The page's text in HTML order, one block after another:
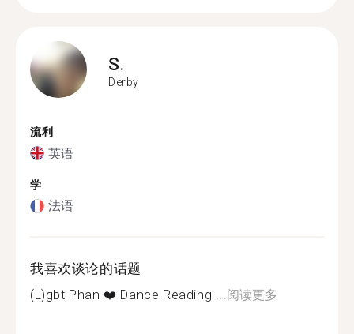
S.
Derby
流利
英语
学
法语
我喜欢谈论的话题
(L)gbt️‍ Phan ❤️ Dance Reading ...阅读更多